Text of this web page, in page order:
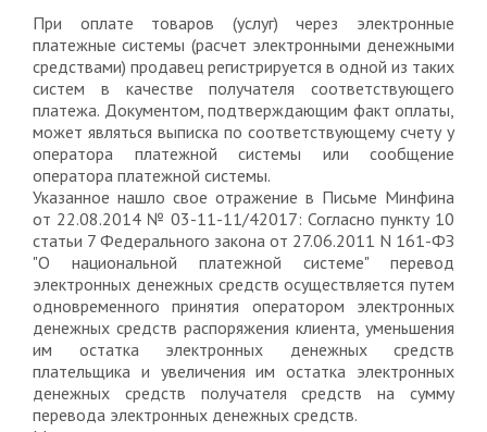
При оплате товаров (услуг) через электронные
платежные системы (расчет электронными денежными
средствами) продавец регистрируется в одной из таких
систем в качестве получателя соответствующего
платежа. Документом, подтверждающим факт оплаты,
может являться выписка по соответствующему счету у
оператора платежной системы или сообщение
оператора платежной системы.
Указанное нашло свое отражение в Письме Минфина
от 22.08.2014 № 03-11-11/42017: Согласно пункту 10
статьи 7 Федерального закона от 27.06.2011 N 161-ФЗ
"О национальной платежной системе" перевод
электронных денежных средств осуществляется путем
одновременного принятия оператором электронных
денежных средств распоряжения клиента, уменьшения
им остатка электронных денежных средств
плательщика и увеличения им остатка электронных
денежных средств получателя средств на сумму
перевода электронных денежных средств.